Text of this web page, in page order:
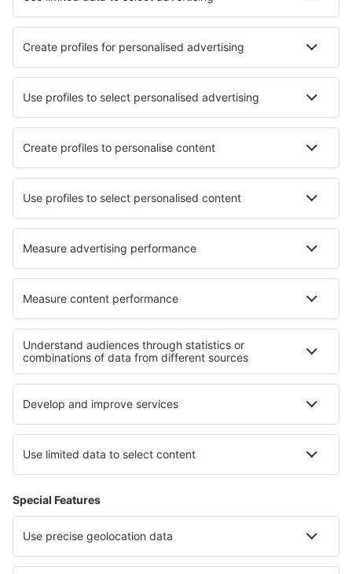
Hotels in Fukuoka Hotels in Tokio
Hotels in Matsuyama Hotels in Kawazu
Hotels in Omachi
Die besten Hotels - Städte
Hotels in Xunliao Hotels in Alpiarça Hotels in Sokrákion
Hotels in San Giovanni la Punta Hotels in Jessheim
Hotels in Apex Hotels in El Saucejo Hotels in Hoi An
Hotels in Salteras Hotels in Teleki
Die besten Hotels - Regionen
Hotels Okinawa Hotels im Ötztal Hotels in Chios
Hotels in Kreis Galați Hotels in Rose Valley
Hotels an der Ostseeküste